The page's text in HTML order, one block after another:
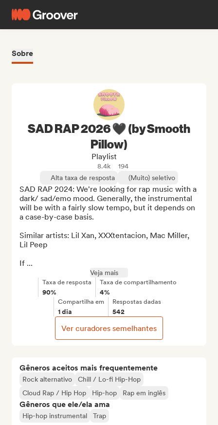
Sobre
Gêneros aceitos mais frequentemente
Rock alternativo
Chill / Lo-fi Hip-Hop
Cloud Rap / Hip Hop
Hip-hop Rap em inglês
Gêneros que ele/ela ama
Hip-hop instrumental Trap
SAD RAP 2026 🖤 (by Smooth
Pillow)
Playlist
8.4k
194
Alta taxa de resposta
(Muito) seletivo
SAD RAP 2024: We're looking for rap music with a
dark/ sad/emo mood. Generally, the instrumental
will be with a fairly slow tempo, but it depends on
a case-by-case basis.
Similar artists: Lil Xan, XXXtentacion, Mac Miller,
Lil Peep
If ...
Veja mais
Taxa de resposta
90%
Taxa de compartilhamento
4%
Compartilha em
1 dia
Respostas dadas
542
Ver curadores semelhantes